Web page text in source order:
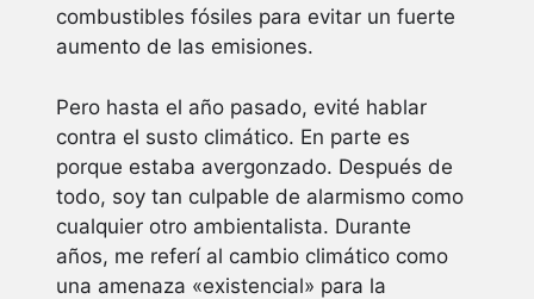
combustibles fósiles para evitar un fuerte
aumento de las emisiones.
Pero hasta el año pasado, evité hablar
contra el susto climático. En parte es
porque estaba avergonzado. Después de
todo, soy tan culpable de alarmismo como
cualquier otro ambientalista. Durante
años, me referí al cambio climático como
una amenaza «existencial» para la